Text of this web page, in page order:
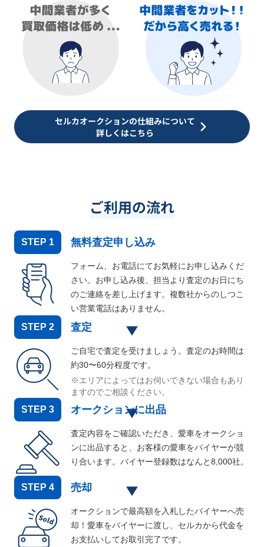
セルカオークションの仕組みについて
詳しくはこちら
ご利用の流れ
STEP 1 無料査定申し込み
フォーム、お電話にてお気軽にお申し込みくだ
さい。お申し込み後、担当より査定のお日にち
のご連絡を差し上げます。複数社からのしつこ
い営業電話はありません。
STEP 2 査定
ご自宅で査定を受けましょう。査定のお時間は
約30〜60分程度です。
※エリアによってはお伺いできない場合もあり
ますのでご相談ください。
STEP 3 オークションに出品
査定内容をご確認いただき、愛車をオークショ
ンに出品すると、お客様の愛車をバイヤーが競
り合います。バイヤー登録数はなんと8,000社。
STEP 4 売却
オークションで最高額を入札したバイヤーへ売
却！愛車をバイヤーに渡し、セルカから代金を
お支払いしてお取引完了です。